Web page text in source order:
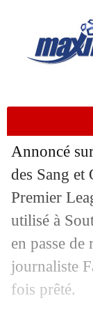
Annoncé
des Sang
Premier
utilisé à
en passe
journaliste
fois prêté.
18/01 Al
18/01 :
18/01 Esp.:
18/01 L2:
18/01 OM